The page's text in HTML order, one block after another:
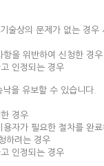
술상의 문제가 없는 경
을 위반하여 신청한 경우
인정되는 경우
을 유보할 수 있습니다.
경우
자가 필요한 절차를 완
하려는 경우
인정되는 경우